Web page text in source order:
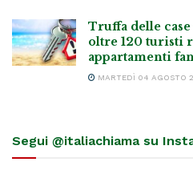
Truffa delle case
oltre 120 turisti
appartamenti
MARTEDÌ 04 AGOSTO
Segui @italiachiama su